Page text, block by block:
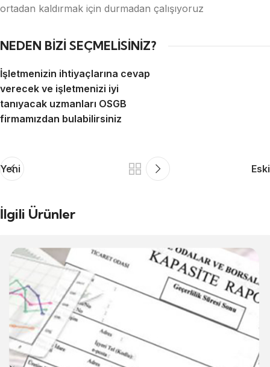
ortadan kaldırmak için durmadan çalışıyoruz
NEDEN BİZİ SEÇMELİSİNİZ?
İşletmenizin ihtiyaçlarına cevap
verecek ve işletmenizi iyi
tanıyacak uzmanları OSGB
firmamızdan bulabilirsiniz
Yeni Eski
İlgili Ürünler